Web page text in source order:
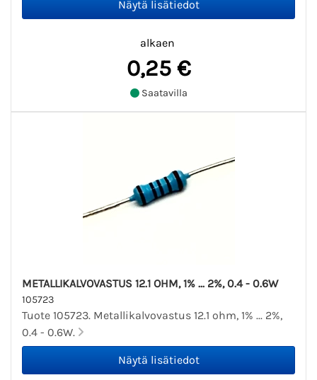
alkaen
0,25 €
Saatavilla
METALLIKALVOVASTUS 12.1 OHM, 1% ... 2%, 0.4 - 0.6W
105723
Tuote 105723. Metallikalvovastus 12.1 ohm, 1% ... 2%,
0.4 - 0.6W.